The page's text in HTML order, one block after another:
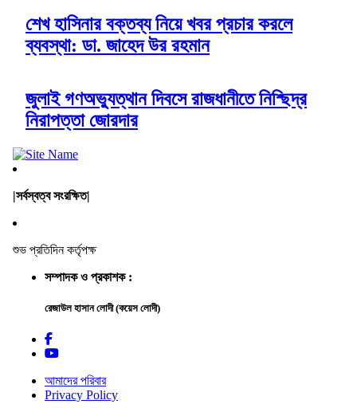
শেখ হাসিনার বক্তব্য নিয়ে খবর প্রচার করলে
ব্যবস্থা: ডা. জাহেদ উর রহমান
জুলাই গণঅভ্যুত্থান দিবসে রাজধানীতে নিশ্ছিদ্র
নিরাপত্তা জোরদার
|সর্বস্বত্ব সংরক্ষিত|
শুভ প্রতিদিন কর্তৃপক্ষ
সম্পাদক ও প্রকাশক :
রেজাউল হাসান লোদী (কয়েস লোদী)
আমাদের পরিবার
Privacy Policy